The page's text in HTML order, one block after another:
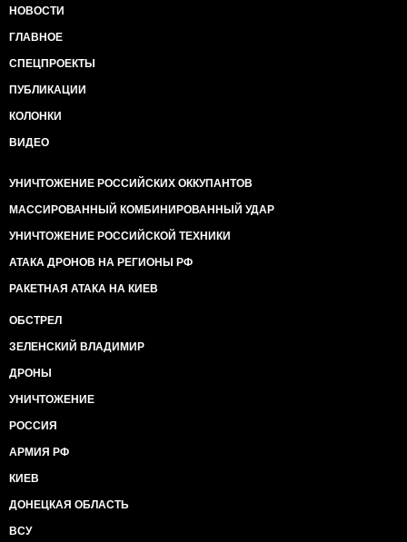
НОВОСТИ
ГЛАВНОЕ
СПЕЦПРОЕКТЫ
ПУБЛИКАЦИИ
КОЛОНКИ
ВИДЕО
УНИЧТОЖЕНИЕ РОССИЙСКИХ ОККУПАНТОВ
МАССИРОВАННЫЙ КОМБИНИРОВАННЫЙ УДАР
УНИЧТОЖЕНИЕ РОССИЙСКОЙ ТЕХНИКИ
АТАКА ДРОНОВ НА РЕГИОНЫ РФ
РАКЕТНАЯ АТАКА НА КИЕВ
ОБСТРЕЛ
ЗЕЛЕНСКИЙ ВЛАДИМИР
ДРОНЫ
УНИЧТОЖЕНИЕ
РОССИЯ
АРМИЯ РФ
КИЕВ
ДОНЕЦКАЯ ОБЛАСТЬ
ВСУ